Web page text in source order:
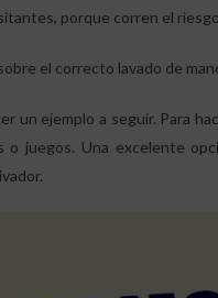
porque corren el
el correcto lavado de
un ejemplo a seguir. Para
o juegos. Una excelente